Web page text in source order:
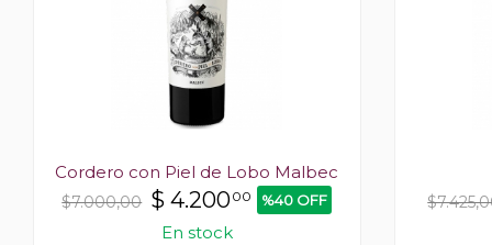
Cordero con Piel de Lobo Malbec
$7.000,00 $4.20000 %40 OFF
En stock